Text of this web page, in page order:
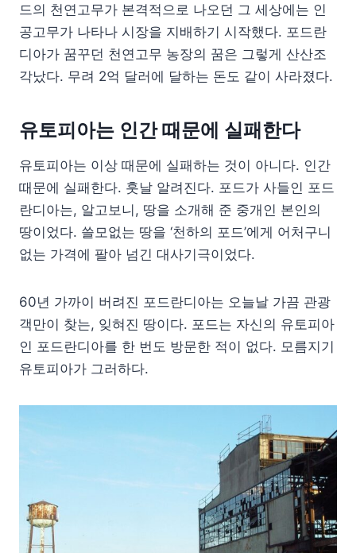
드의 천연고무가 본격적으로 나오던 그 세상에는 인
공고무가 나타나 시장을 지배하기 시작했다. 포드란
디아가 꿈꾸던 천연고무 농장의 꿈은 그렇게 산산조
각났다. 무려 2억 달러에 달하는 돈도 같이 사라졌다.
유토피아는 인간 때문에 실패한다
유토피아는 이상 때문에 실패하는 것이 아니다. 인간
때문에 실패한다. 훗날 알려진다. 포드가 사들인 포드
란디아는, 알고보니, 땅을 소개해 준 중개인 본인의
땅이었다. 쓸모없는 땅을 ‘천하의 포드’에게 어처구니
없는 가격에 팔아 넘긴 대사기극이었다.
60년 가까이 버려진 포드란디아는 오늘날 가끔 관광
객만이 찾는, 잊혀진 땅이다. 포드는 자신의 유토피아
인 포드란디아를 한 번도 방문한 적이 없다. 모름지기
유토피아가 그러하다.